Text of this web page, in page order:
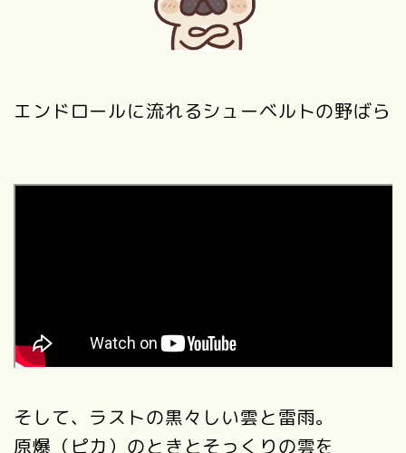
エンドロールに流れるシューベルトの野ばら
そして、ラストの黒々しい雲と雷雨。
原爆（ピカ）のときとそっくりの雲を